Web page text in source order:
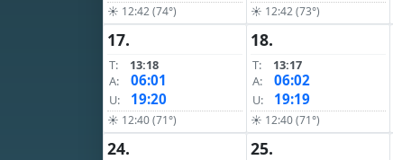
☀ 12:42 (74°) ☀ 12:42 (73°)
17.
T:
13:18
A:
06:01
U: 19:20
☀ 12:40 (71°)
18.
T:
13:17
A:
06:02
U: 19:19
☀ 12:40 (71°)
24. 25.